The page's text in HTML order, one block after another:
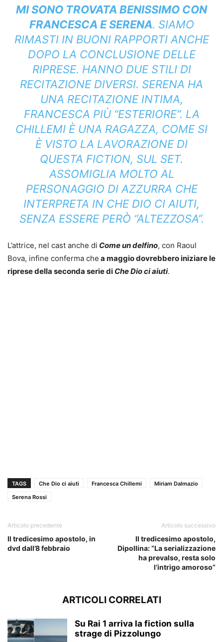
MI SONO TROVATA BENISSIMO CON
FRANCESCA E SERENA. SIAMO
RIMASTI IN BUONI RAPPORTI ANCHE
DOPO LA CONCLUSIONE DELLE
RIPRESE. HANNO DUE STILI DI
RECITAZIONE DIVERSI. SERENA HA
UNA RECITAZIONE INTIMA,
FRANCESCA PIÙ “ESTERIORE”. LA
CHILLEMI È UNA RAGAZZA, COME SI
È VISTO LA LAVORAZIONE DI
QUESTA FICTION, SUL SET.
ASSOMIGLIA MOLTO AL
PERSONAGGIO DI AZZURRA CHE
INTERPRETA IN CHE DIO CI AIUTI,
SENZA ESSERE PERÒ “ALTEZZOSA”.
L’attrice, nel cast anche di Come un delfino, con Raoul
Bova, infine conferma che a maggio dovrebbero iniziare le
riprese della seconda serie di Che Dio ci aiuti.
TAGS Che Dio ci aiuti Francesca Chillemi
Miriam Dalmazio
Serena Rossi
Articolo precedente
Il tredicesimo apostolo, in
dvd dall’8 febbraio
Articolo successivo
Il tredicesimo apostolo,
Dipollina: “La serializzazione
ha prevalso, resta solo
l’intrigo amoroso”
ARTICOLI CORRELATI
Su Rai 1 arriva la fiction sulla
strage di Pizzolungo